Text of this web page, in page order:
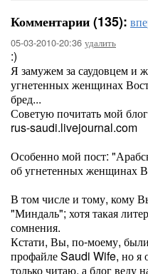
Комментарии (135):
05-03-2010-20:36 удалить
:)
Я замужем за саудовцем и
угнетенных женщинах
бред...
Советую почитать мой
rus-saudi.livejournal.com
Особенно мой пост:
об угнетенных женщинах
В том числе и тому, кому
"Миндаль"; хотя такая
сомнения.
Кстати, Вы, по-моему,
профайле Saudi Wife, но я
только читаю, а блог